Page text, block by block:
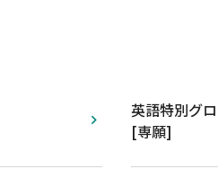
英語特別グ
[専願]